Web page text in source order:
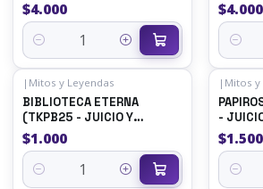
LEYENDAS
$4.000
Quantity
$4.000
Quantity
| Mitos y Leyendas
BIBLIOTECA ETERNA
(TKPB25 - JUICIO Y
VISIÓN)) - SINGLES MITOS Y
LEYENDAS
$1.000
Quantity
| Mitos y
-
$1.500
Quantity